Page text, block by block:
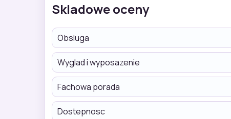
Skladowe oceny
Obsluga
Wyglad i wyposazenie
Fachowa porada
Dostepnosc